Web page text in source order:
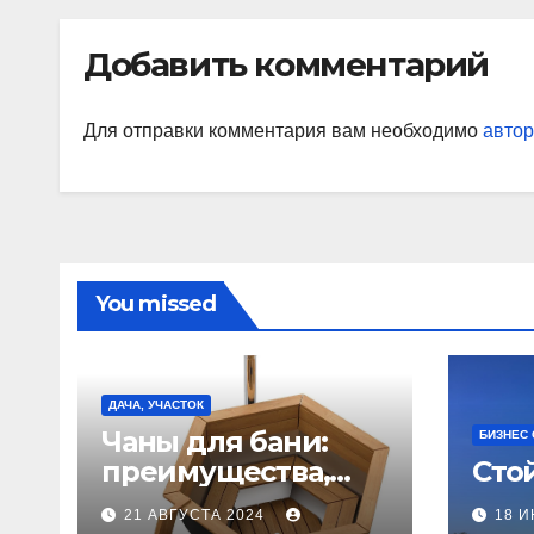
Добавить комментарий
Для отправки комментария вам необходимо
You missed
ДАЧА, УЧАСТОК
Чаны для бани:
преимущества,
виды и
21 АВГУСТА 2024
БИЗНЕС
18